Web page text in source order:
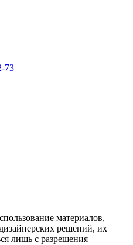
73
материалов,
решений, их
лишь с разрешения